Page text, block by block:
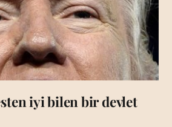
iyi bilen bir devlet